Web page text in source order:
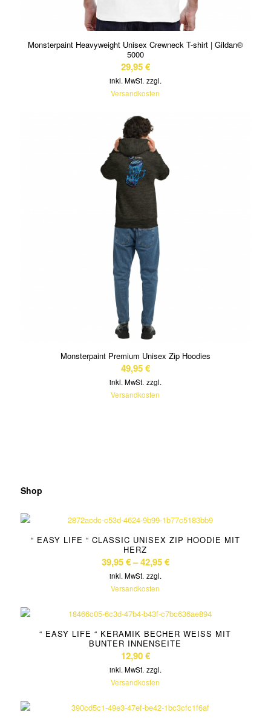
Monsterpaint Heavyweight Unisex Crewneck T-shirt | Gildan®
5000
29,95€
inkl. MwSt. zzgl.
Versandkosten
Monsterpaint Premium Unisex Zip Hoodies
49,95€
inkl. MwSt. zzgl.
Versandkosten
Shop
“ EASY LIFE “ CLASSIC UNISEX ZIP HOODIE MIT
HERZ
39,95€–42,95€
inkl. MwSt. zzgl.
Versandkosten
“ EASY LIFE “ KERAMIK BECHER WEISS MIT B
UNTER INNENSEITE
12,90€
inkl. MwSt. zzgl.
Versandkosten